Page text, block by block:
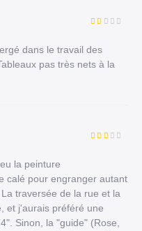
dans le travail des
pas très nets à la
la peinture
calé pour engranger autant
traversée de la rue et la
et j'aurais préféré une
Sinon, la "guide" (Rose,